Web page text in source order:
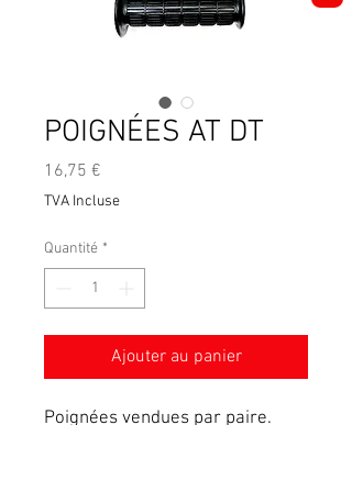
POIGNÉES AT DT
16,75 €
TVA Incluse
Quantité *
Ajouter au panier
Poignées vendues par paire.